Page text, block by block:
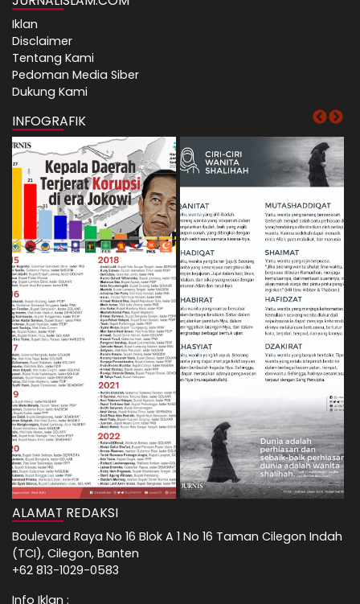
Iklan
Disclaimer
Tentang Kami
Pedoman Media Siber
Dukung Kami
INFOGRAFIK
ALAMAT REDAKSI
Boulevard Raya No 16 Blok A 1 No 16 Taman Cilegon Indah
(TCI), Cilegon, Banten
+62 813-1029-0583
Info Iklan :